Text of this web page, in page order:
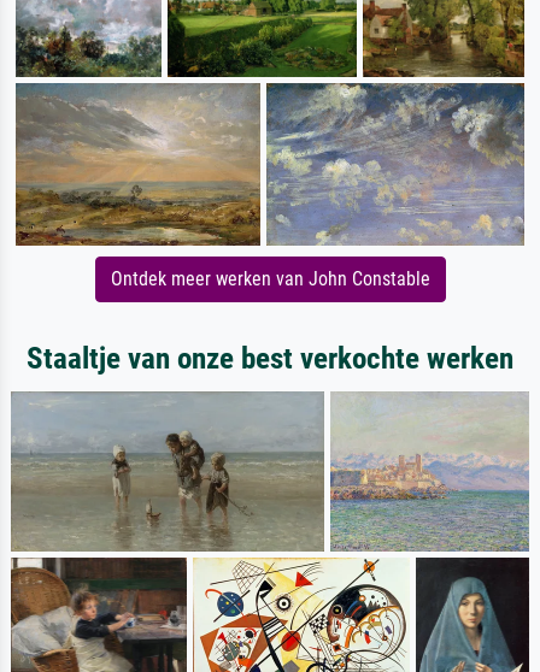
Ontdek meer werken van John Constable
Staaltje van onze best verkochte werken